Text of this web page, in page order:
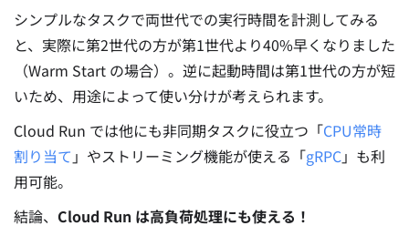
シンプルなタスクで両世代での実行時間を計測してみる
と、実際に第2世代の方が第1世代より40%早くなりました
（Warm Start の場合）。逆に起動時間は第1世代の方が短
いため、用途によって使い分けが考えられます。
Cloud Run では他にも非同期タスクに役立つ「CPU常時
割り当て 」やストリーミング機能が使える「gRPC」も利
用可能。
結論、 Cloud Run は高負荷処理にも使える！